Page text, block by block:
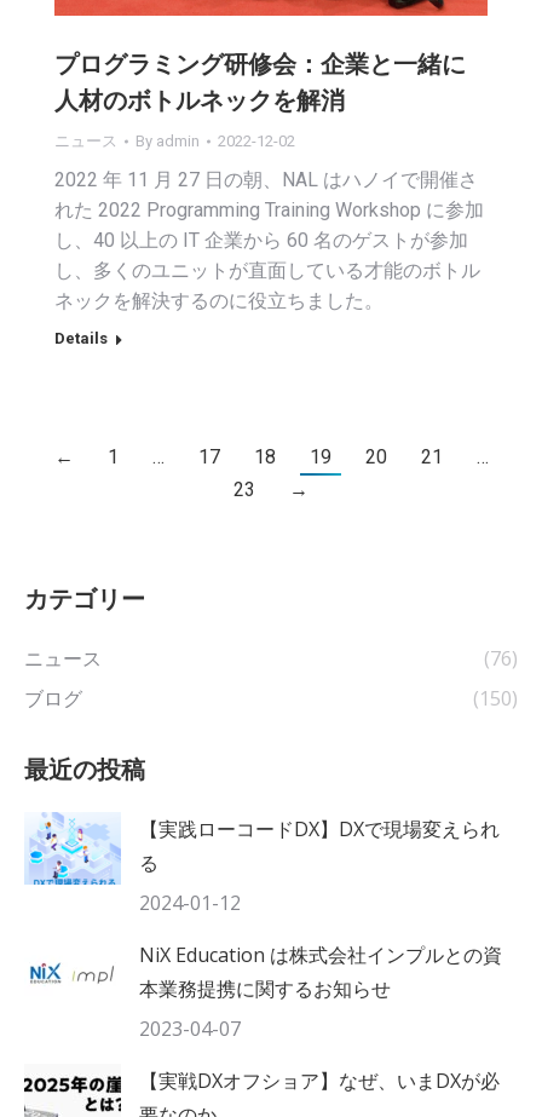
プログラミング研修会：企業と一緒に
人材のボトルネックを解消
ニュース By admin 2022-12-02
2022 年 11 月 27 日の朝、NAL はハノイで開催さ
れた 2022 Programming Training Workshop に参加
し、40 以上の IT 企業から 60 名のゲストが参加
し、多くのユニットが直面している才能のボトル
ネックを解決するのに役立ちました。
Details
← 1 … 17 18 19 20 21
…
23
→
カテゴリー
ニュース
(76)
ブログ
(150)
最近の投稿
【実践ローコードDX】DXで現場変えられ
る
2024-01-12
NiX Education は株式会社インプルとの資
本業務提携に関するお知らせ
2023-04-07
【実戦DXオフショア】なぜ、いまDXが必